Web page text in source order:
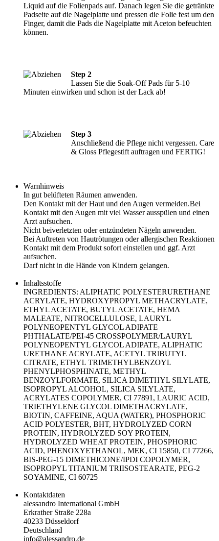
Liquid auf die Folienpads auf. Danach legen Sie die getränkte
Padseite auf die Nagelplatte und pressen die Folie fest um den
Finger, damit die Pads die Nagelplatte mit Aceton befeuchten
können.
Step 2
Lassen Sie die Soak-Off Pads für 5-10
Minuten einwirken und schon ist der Lack ab!
Step 3
Anschließend die Pflege nicht vergessen. Care
& Gloss Pflegestift auftragen und FERTIG!
Warnhinweis
In gut belüfteten Räumen anwenden.
Den Kontakt mit der Haut und den Augen vermeiden.Bei
Kontakt mit den Augen mit viel Wasser ausspülen und einen
Arzt aufsuchen.
Nicht beiverletzten oder entzündeten Nägeln anwenden.
Bei Auftreten von Hautrötungen oder allergischen Reaktionen
Kontakt mit dem Produkt sofort einstellen und ggf. Arzt
aufsuchen.
Darf nicht in die Hände von Kindern gelangen.
Inhaltsstoffe
INGREDIENTS: ALIPHATIC POLYESTERURETHANE
ACRYLATE, HYDROXYPROPYL METHACRYLATE,
ETHYL ACETATE, BUTYL ACETATE, HEMA
MALEATE, NITROCELLULOSE, LAURYL
POLYNEOPENTYL GLYCOL ADIPATE
PHTHALATE/PEI-45 CROSSPOLYMER/LAURYL
POLYNEOPENTYL GLYCOL ADIPATE, ALIPHATIC
URETHANE ACRYLATE, ACETYL TRIBUTYL
CITRATE, ETHYL TRIMETHYLBENZOYL
PHENYLPHOSPHINATE, METHYL
BENZOYLFORMATE, SILICA DIMETHYL SILYLATE,
ISOPROPYL ALCOHOL, SILICA SILYLATE,
ACRYLATES COPOLYMER, CI 77891, LAURIC ACID,
TRIETHYLENE GLYCOL DIMETHACRYLATE,
BIOTIN, CAFFEINE, AQUA (WATER), PHOSPHORIC
ACID POLYESTER, BHT, HYDROLYZED CORN
PROTEIN, HYDROLYZED SOY PROTEIN,
HYDROLYZED WHEAT PROTEIN, PHOSPHORIC
ACID, PHENOXYETHANOL, MEK, CI 15850, CI 77266,
BIS-PEG-15 DIMETHICONE/IPDI COPOLYMER,
ISOPROPYL TITANIUM TRIISOSTEARATE, PEG-2
SOYAMINE, CI 60725
Kontaktdaten
alessandro International GmbH
Erkrather Straße 228a
40233 Düsseldorf
Deutschland
info@alessandro.de